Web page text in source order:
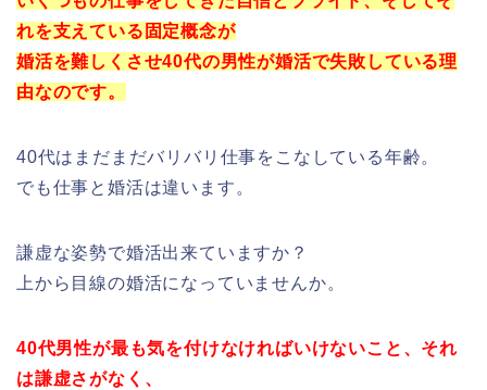
れを支えている固定概念が
婚活を難しくさせ40代の男性が婚活で失敗している理
由なのです。
40代はまだまだバリバリ仕事をこなしている年齢。
でも仕事と婚活は違います。
謙虚な姿勢で婚活出来ていますか？
上から目線の婚活になっていませんか。
40代男性が最も気を付けなければいけないこと、それ
は謙虚さがなく、